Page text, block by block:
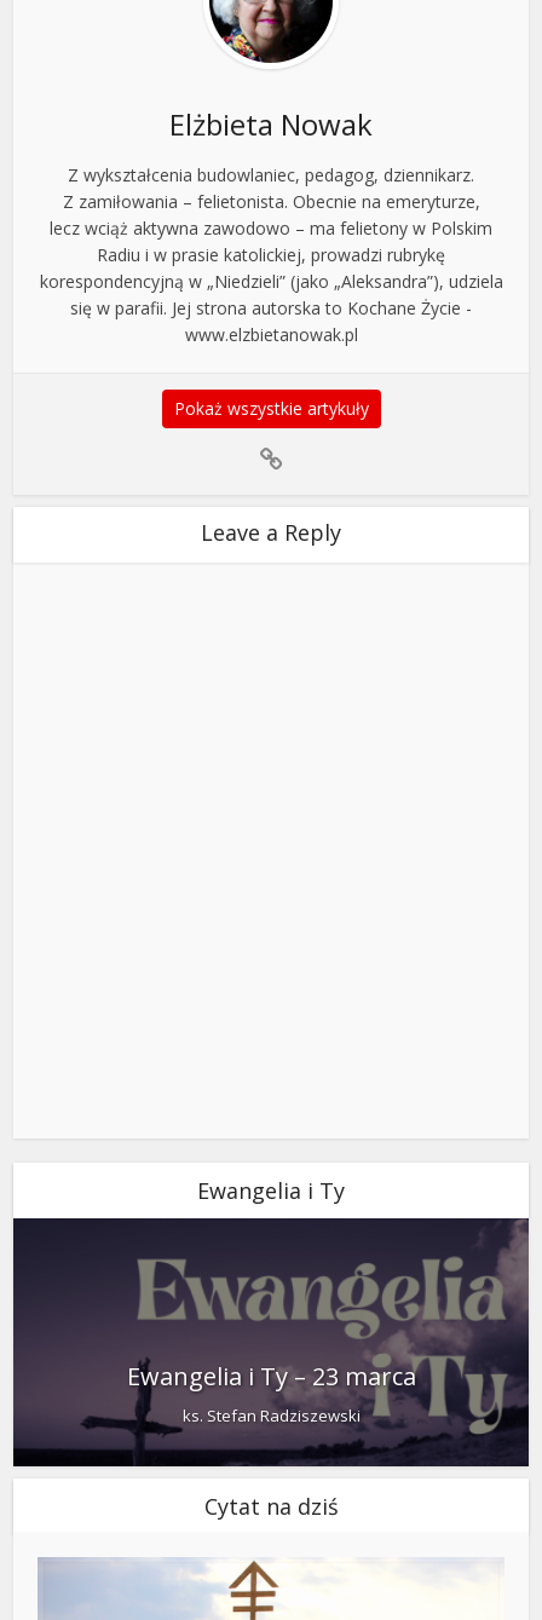
Elżbieta Nowak
Z wykształcenia budowlaniec, pedagog, dziennikarz.
Z zamiłowania – felietonista. Obecnie na emeryturze,
lecz wciąż aktywna zawodowo – ma felietony w Polskim
Radiu i w prasie katolickiej, prowadzi rubrykę
korespondencyjną w „Niedzieli” (jako „Aleksandra”), udziela
się w parafii. Jej strona autorska to Kochane Życie -
www.elzbietanowak.pl
Pokaż wszystkie artykuły
Leave a Reply
Ewangelia i Ty
Ewangelia i Ty – 23 marca
ks. Stefan Radziszewski
Cytat na dziś